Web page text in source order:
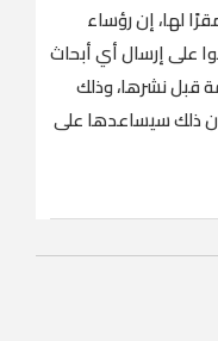
لها، إن رؤساء
على إرسال أي أبحاث
قبل نشرها، وذلك
ذلك سيساعدها على